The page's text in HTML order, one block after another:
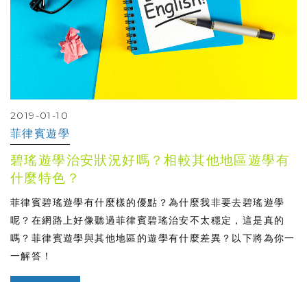
2019-01-10
菲律賓遊學
碧瑤遊學治安狀況好嗎？相較其他地區遊學有
什麼特色？
菲律賓碧瑤遊學有什麼樣的優點？為什麼我非要去碧瑤遊學
呢？在網路上好像聽過菲律賓碧瑤治安不太穩定，這是真的
嗎？菲律賓遊學與其他地區的遊學有什麼差異？以下將為你一
一解答！